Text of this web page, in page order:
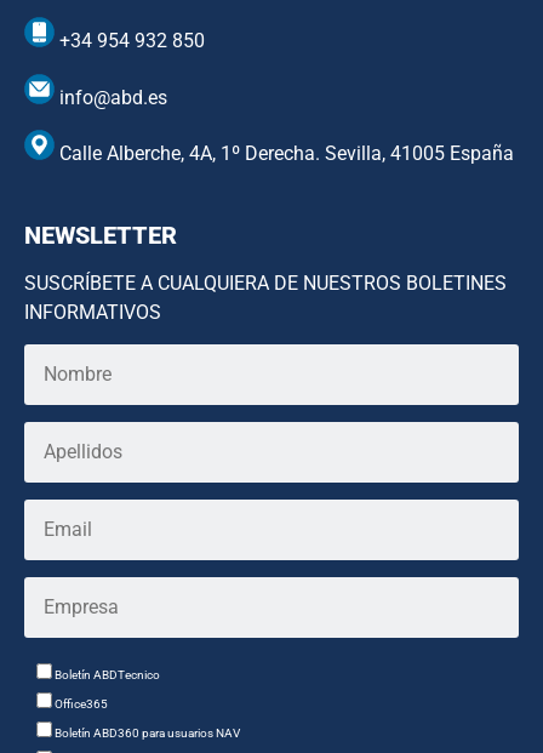
+34 954 932 850
info@abd.es
Calle Alberche, 4A, 1º Derecha. Sevilla, 41005 España
NEWSLETTER
SUSCRÍBETE A CUALQUIERA DE NUESTROS BOLETINES
INFORMATIVOS
Boletín ABDTecnico
Office365
Boletín ABD360 para usuarios NAV